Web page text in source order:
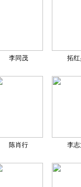
李同茂 拓红
陈肖行 李志